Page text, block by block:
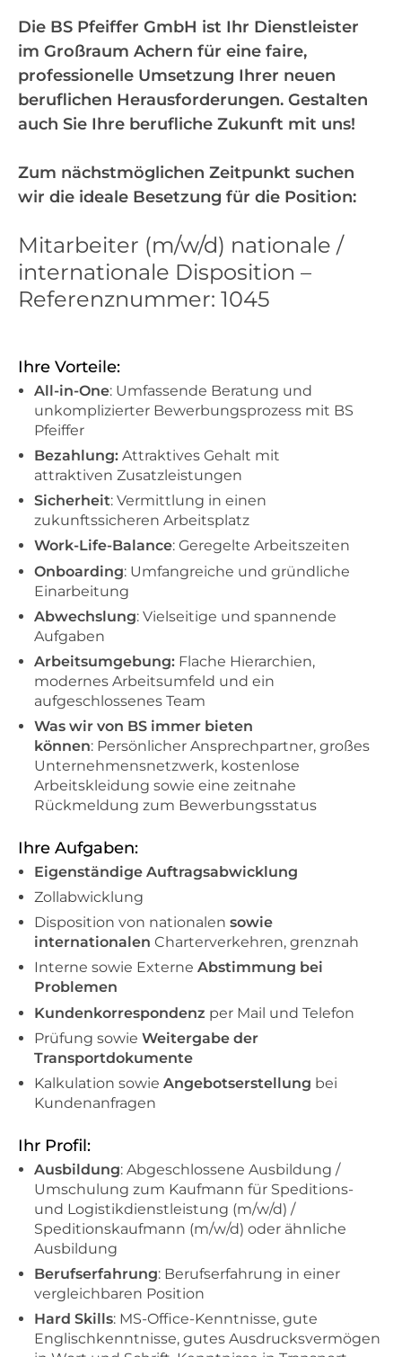
Die BS Pfeiffer GmbH ist Ihr Dienstleister
im Großraum Achern für eine faire,
professionelle Umsetzung Ihrer neuen
beruflichen Herausforderungen. Gestalten
auch Sie Ihre berufliche Zukunft mit uns!
Zum nächstmöglichen Zeitpunkt suchen
wir die ideale Besetzung für die Position:
Mitarbeiter (m/w/d) nationale /
internationale Disposition –
Referenznummer: 1045
Ihre Vorteile:
All-in-One: Umfassende Beratung und
unkomplizierter Bewerbungsprozess mit BS
Pfeiffer
Bezahlung: Attraktives Gehalt mit
attraktiven Zusatzleistungen
Sicherheit: Vermittlung in einen
zukunftssicheren Arbeitsplatz
Work-Life-Balance: Geregelte Arbeitszeiten
Onboarding: Umfangreiche und gründliche
Einarbeitung
Abwechslung: Vielseitige und spannende
Aufgaben
Arbeitsumgebung: Flache Hierarchien,
modernes Arbeitsumfeld und ein
aufgeschlossenes Team
Was wir von BS immer bieten
können: Persönlicher Ansprechpartner, großes
Unternehmensnetzwerk, kostenlose
Arbeitskleidung sowie eine zeitnahe
Rückmeldung zum Bewerbungsstatus
Ihre Aufgaben:
Eigenständige Auftragsabwicklung
Zollabwicklung
Disposition von nationalen sowie
internationalen Charterverkehren, grenznah
Interne sowie Externe Abstimmung bei
Problemen
Kundenkorrespondenz per Mail und Telefon
Prüfung sowie Weitergabe der
Transportdokumente
Kalkulation sowie Angebotserstellung bei
Kundenanfragen
Ihr Profil:
Ausbildung: Abgeschlossene Ausbildung /
Umschulung zum Kaufmann für Speditions-
und Logistikdienstleistung (m/w/d) /
Speditionskaufmann (m/w/d) oder ähnliche
Ausbildung
Berufserfahrung: Berufserfahrung in einer
vergleichbaren Position
Hard Skills: MS-Office-Kenntnisse, gute
Englischkenntnisse, gutes Ausdrucksvermögen